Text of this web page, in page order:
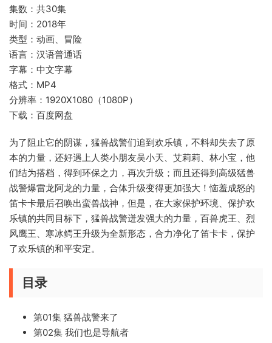
集数：共30集
时间：2018年
类型：动画、冒险
语言：汉语普通话
字幕：中文字幕
格式：MP4
分辨率：1920X1080（1080P）
下载：百度网盘
为了阻止它的阴谋，猛兽战警们追到欢乐镇，不料却失去了原
本的力量，还好遇上人类小朋友吴小天、艾莉莉、林小宝，他
们结为搭档，得到环保之力，再次升级；而且还得到高级猛兽
战警爆雷龙阿龙的力量，合体升级变得更加强大！恼羞成怒的
笛卡卡最后召唤出蛮兽战神，但是，在大家保护环境、保护欢
乐镇的共同目标下，猛兽战警迸发强大的力量，百兽虎王、烈
风鹰王、寒冰鳄王升级为全新形态，合力净化了笛卡卡，保护
了欢乐镇的和平安定。
目录
第01集 猛兽战警来了
第02集 我们也是导航者